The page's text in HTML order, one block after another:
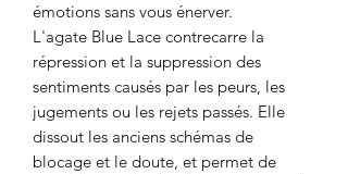
émotions sans vous énerver.
L'agate Blue Lace contrecarre la
répression et la suppression des
sentiments causés par les peurs, les
jugements ou les rejets passés. Elle
dissout les anciens schémas de
blocage et le doute, et permet de